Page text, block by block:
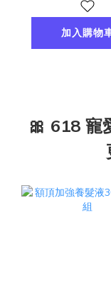
加入購物
🎀 618 寵